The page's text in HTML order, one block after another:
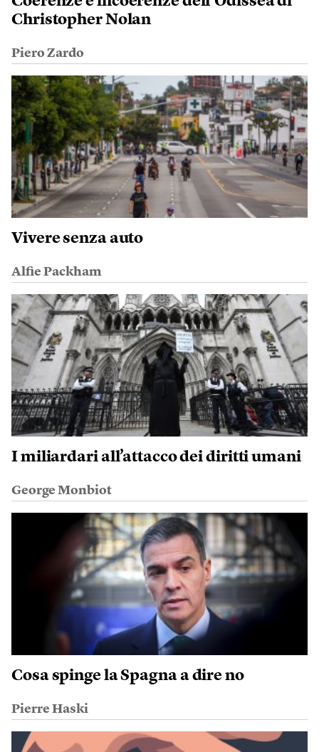
Christopher Nolan
Piero Zardo
Vivere senza auto
Alfie Packham
I miliardari all’attacco dei diritti umani
George Monbiot
Cosa spinge la Spagna a dire no
Pierre Haski